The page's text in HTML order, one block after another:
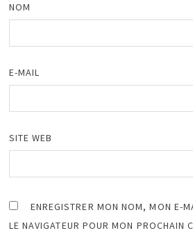
NOM
E-MAIL
SITE WEB
ENREGISTRER MON NOM, MON E-
LE NAVIGATEUR POUR MON PROCHAIN